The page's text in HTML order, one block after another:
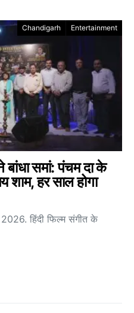
Chandigarh Entertainment
समां: पंचम दा के
शाम, हर साल होगा
हिंदी फिल्म संगीत के